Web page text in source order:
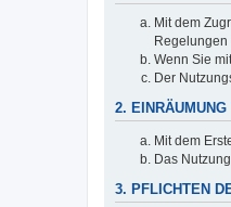
Mit dem
Wenn Sie
Der
2. EINRÄUMUNG
Mit dem
Das
3. PFLICHTEN